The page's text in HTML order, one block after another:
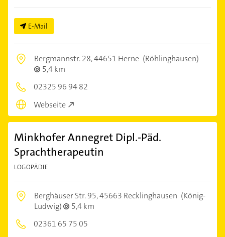
E-Mail
Bergmannstr. 28,44651 Herne (Röhlinghausen)
5,4 km
02325 96 94 82
Webseite
Minkhofer Annegret Dipl.-Päd.
Sprachtherapeutin
LOGOPÄDIE
Berghäuser Str. 95,45663 Recklinghausen (König-
Ludwig)
5,4 km
02361 65 75 05